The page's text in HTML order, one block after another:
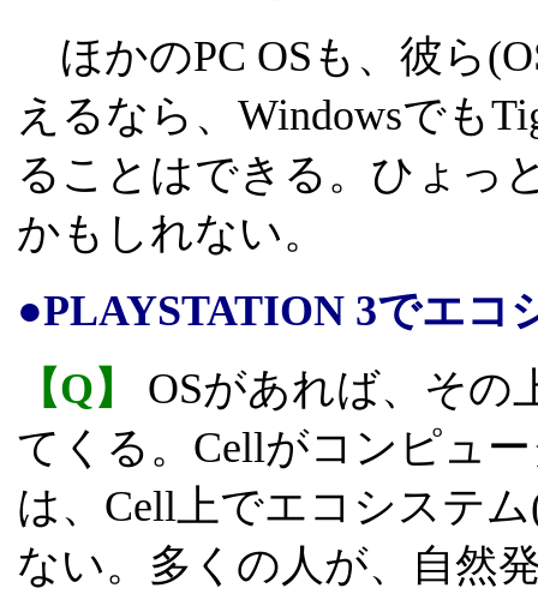
ほかのPC OSも、彼ら
えるなら、Windowsでも
ることはできる。ひょっ
かもしれない。
●PLAYSTATION 3でエコ
【Q】
OSがあれば、その
てくる。Cellがコンピュ
は、Cell上でエコシステ
ない。多くの人が、自然